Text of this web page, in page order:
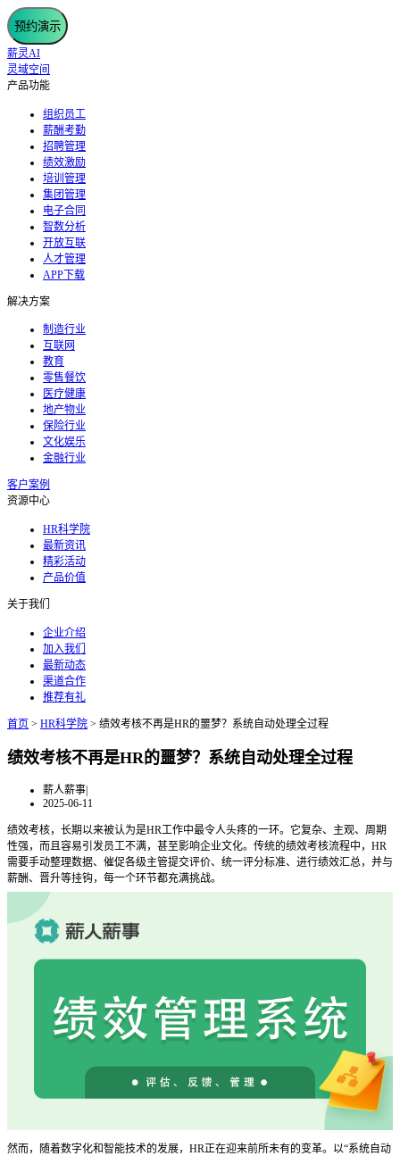
预约演示
薪灵AI
灵域空间
产品功能
组织员工
薪酬考勤
招聘管理
绩效激励
培训管理
集团管理
电子合同
智数分析
开放互联
人才管理
APP下载
解决方案
制造行业
互联网
教育
零售餐饮
医疗健康
地产物业
保险行业
文化娱乐
金融行业
客户案例
资源中心
HR科学院
最新资讯
精彩活动
产品价值
关于我们
企业介绍
加入我们
最新动态
渠道合作
推荐有礼
首页 > HR科学院 > 绩效考核不再是HR的噩梦？系统自动处理全过程
绩效考核不再是HR的噩梦？系统自动处理全过程
薪人薪事|
2025-06-11
绩效考核，长期以来被认为是HR工作中最令人头疼的一环。它复杂、主观、周期
性强，而且容易引发员工不满，甚至影响企业文化。传统的绩效考核流程中，HR
需要手动整理数据、催促各级主管提交评价、统一评分标准、进行绩效汇总，并与
薪酬、晋升等挂钩，每一个环节都充满挑战。
然而，随着数字化和智能技术的发展， HR正在迎来前所未有的变革。以“系统自动